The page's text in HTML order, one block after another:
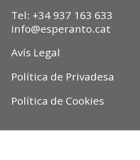
Tel: +34 937 163 633
info@esperanto.cat
Avís Legal
Política de Privadesa
Política de Cookies